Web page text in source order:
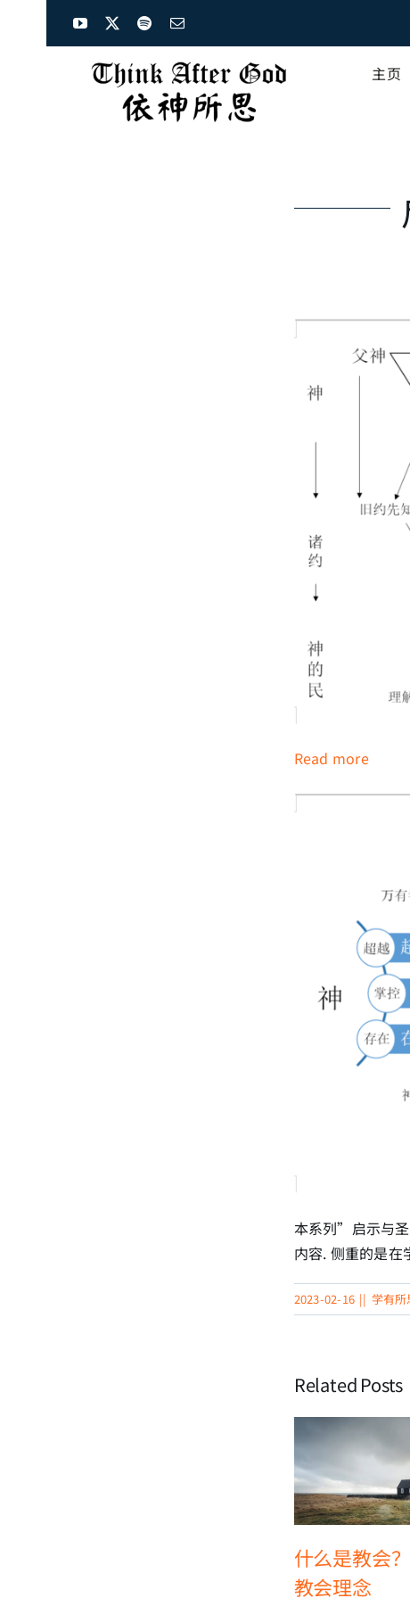
主页
Read more:
内
容
总
结
图
示
本系列”启示与
内容. 侧重的是在
2023-02-16 || 学有所
Related Posts
什么是教会
教会理念